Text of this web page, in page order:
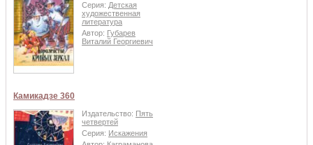
Серия: Детская
художественная
литература
Автор: Губарев
Виталий Георгиевич
Камикадзе 360
Издательство: Пять
четвертей
Серия: Искажения